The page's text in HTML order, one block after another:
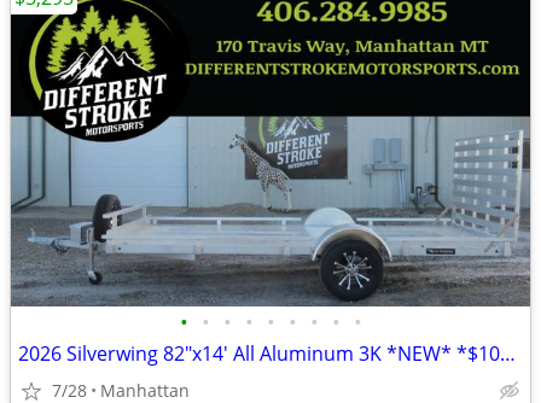
• • • • • • • • •
2026 Silverwing 82"x14' All Aluminum 3K *NEW* *$104/Month OAC $0 Down*
7/28 Manhattan